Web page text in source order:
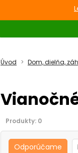
Úvod Dom, dielňa,
Produkty: 0
Odporúčame